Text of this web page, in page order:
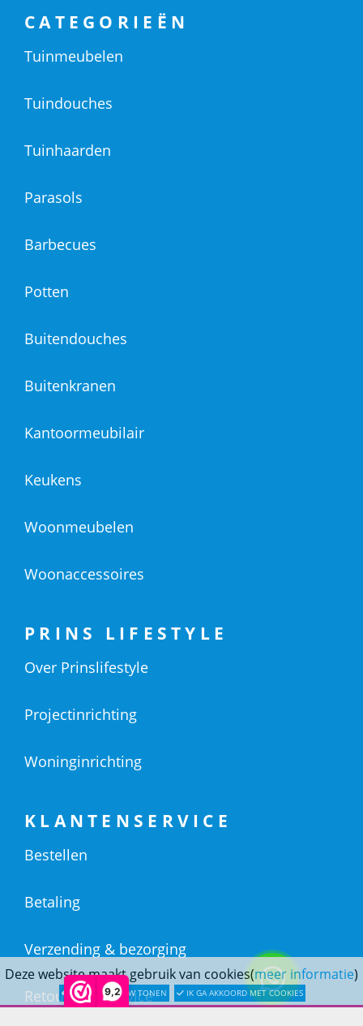
9,2
Deze website maakt gebruik van cookies(meer informatie)
LATER OPNIEUW TONEN IK GA AKKOORD MET COOKIES
CATEGORIEËN
Tuinmeubelen
Tuindouches
Tuinhaarden
Parasols
Barbecues
Potten
Buitendouches
Buitenkranen
Kantoormeubilair
Keukens
Woonmeubelen
Woonaccessoires
PRINS LIFESTYLE
Over Prinslifestyle
Projectinrichting
Woninginrichting
KLANTENSERVICE
Bestellen
Betaling
Verzending & bezorging
Retouren & service